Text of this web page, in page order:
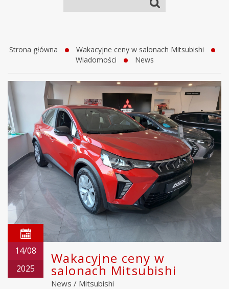
Strona główna
Wakacyjne ceny w salonach Mitsubishi
Wiadomości
News
14/08
2025
Wakacyjne ceny w
salonach Mitsubishi
News / Mitsubishi